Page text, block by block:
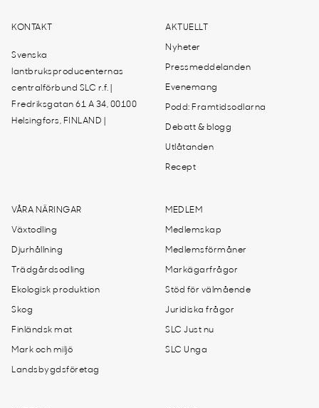
KONTAKT
Svenska
lantbruksproducenternas
centralförbund SLC r.f. |
Fredriksgatan 61 A 34, 00100
Helsingfors, FINLAND |
AKTUELLT
Nyheter
Pressmeddelanden
Evenemang
Podd: Framtidsodlarna
Debatt & blogg
Utlåtanden
Recept
VÅRA NÄRINGAR
Växtodling
Djurhållning
Trädgårdsodling
Ekologisk produktion
Skog
Finländsk mat
Mark och miljö
Landsbygdsföretag
MEDLEM
Medlemskap
Medlemsförmåner
Markägarfrågor
Stöd för välmående
Juridiska frågor
SLC Just nu
SLC Unga